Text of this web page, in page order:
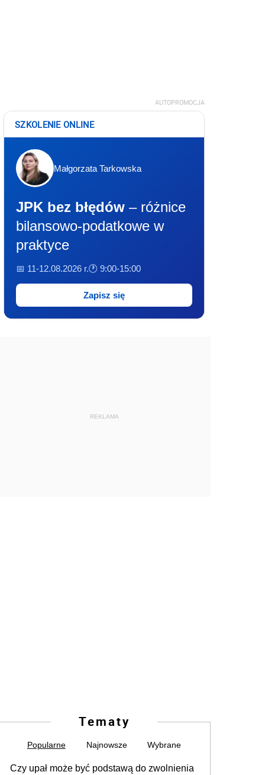
AUTOPROMOCJA
SZKOLENIE ONLINE
Małgorzata Tarkowska
JPK bez błędów – różnice
bilansowo-podatkowe w
praktyce
📅 11-12.08.2026 r.🕐 9:00-15:00
Zapisz się
REKLAMA
Tematy
Popularne Najnowsze Wybrane
Czy upał może być podstawą do zwolnienia